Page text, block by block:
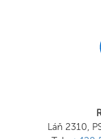
Láň 2310,